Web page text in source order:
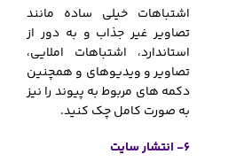
اشتباهات خیلی ساده مانند
تصاویر غیر جذاب و به دور از
استاندارد، اشتباهات املایی،
تصاویر و ویدیوهای و همچنین
دکمه های مربوط به پیوند را نیز
به صورت کامل چک کنید.
6- انتشار سایت